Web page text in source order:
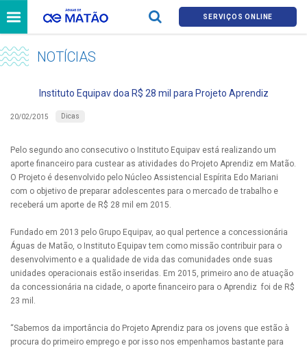
SERVIÇOS ONLINE
NOTÍCIAS
Instituto Equipav doa R$ 28 mil para Projeto Aprendiz
20/02/2015 Dicas
Pelo segundo ano consecutivo o Instituto Equipav está realizando um
aporte financeiro para custear as atividades do Projeto Aprendiz em Matão.
O Projeto é desenvolvido pelo Núcleo Assistencial Espírita Edo Mariani
com o objetivo de preparar adolescentes para o mercado de trabalho e
receberá um aporte de R$ 28 mil em 2015.
Fundado em 2013 pelo Grupo Equipav, ao qual pertence a concessionária
Águas de Matão, o Instituto Equipav tem como missão contribuir para o
desenvolvimento e a qualidade de vida das comunidades onde suas
unidades operacionais estão inseridas. Em 2015, primeiro ano de atuação
da concessionária na cidade, o aporte financeiro para o Aprendiz foi de R$
23 mil.
“Sabemos da importância do Projeto Aprendiz para os jovens que estão à
procura do primeiro emprego e por isso nos empenhamos bastante para